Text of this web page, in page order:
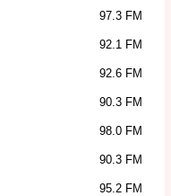
97.3 FM
92.1 FM
92.6 FM
90.3 FM
98.0 FM
90.3 FM
95.2 FM